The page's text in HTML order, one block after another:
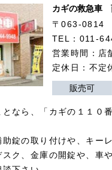
カギの救急車
〒063-0814
TEL：011-
営業時間：
定休日：不定
販売可
なら、「カギの１１０
助錠の取り付けや、キー
ク、金庫の開錠や、車